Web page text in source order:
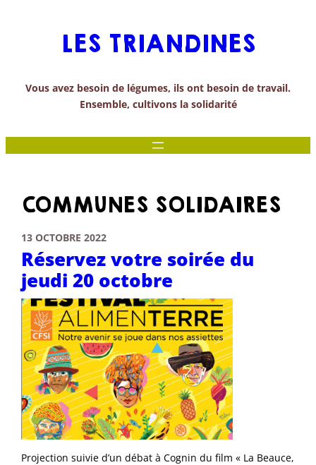
LES TRIANDINES
Vous avez besoin de légumes, ils ont besoin de travail.
Ensemble, cultivons la solidarité
COMMUNES SOLIDAIRES
13 OCTOBRE 2022
Réservez votre soirée du
jeudi 20 octobre
Projection suivie d’un débat à Cognin du film « La Beauce,